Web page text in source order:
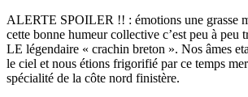
ALERTE SPOILER !! : émotions une grasse
cette bonne humeur collective c’est peu à peu
LE légendaire « crachin breton ». Nos âmes
le ciel et nous étions frigorifié par ce temps
spécialité de la côte nord finistère.